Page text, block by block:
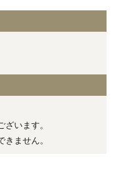
います。
ません。